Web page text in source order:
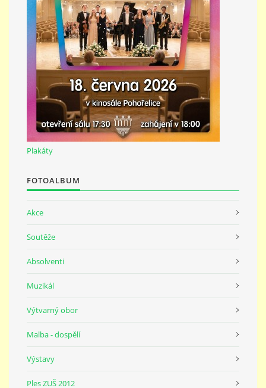
GDPR
ZUŠ Pohořelice
Školní 462
Pohořelice
691 23
Plakáty
FOTOALBUM
Akce
Soutěže
Absolventi
Muzikál
Výtvarný obor
Malba - dospělí
Výstavy
Ples ZUŠ 2012